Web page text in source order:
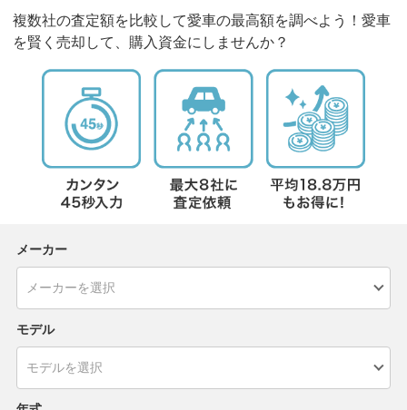
複数社の査定額を比較して愛車の最高額を調べよう！愛車
を賢く売却して、購入資金にしませんか？
メーカー
モデル